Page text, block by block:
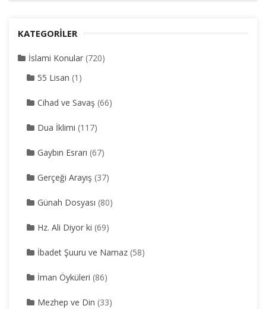
KATEGORILER
İslami Konular (720)
55 Lisan (1)
Cihad ve Savaş (66)
Dua İklimi (117)
Gaybın Esrarı (67)
Gerçeği Arayış (37)
Günah Dosyası (80)
Hz. Ali Diyor ki (69)
İbadet Şuuru ve Namaz (58)
İman Öyküleri (86)
Mezhep ve Din (33)